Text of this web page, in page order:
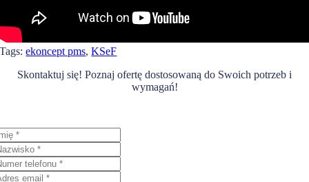
Tags:ekoncept pms,KSeF
Skontaktuj się! Poznaj ofertę dostosowaną do Swoich potrzeb i
wymagań!